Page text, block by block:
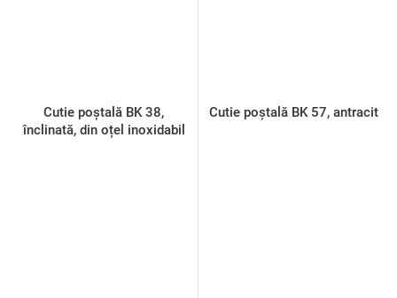
Cutie poștală BK 38,
înclinată, din oțel inoxidabil
Cutie poștală BK 57, antracit